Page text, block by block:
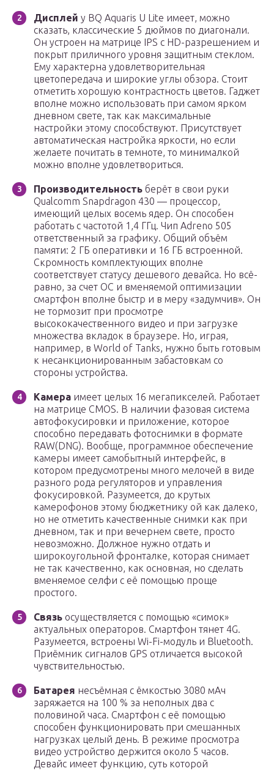
Дисплей у BQ Aquaris U Lite имеет, можно
сказать, классические 5 дюймов по диагонали.
Он устроен на матрице IPS с HD-разрешением и
покрыт приличного уровня защитным стеклом.
Ему характерна удовлетворительная
цветопередача и широкие углы обзора. Стоит
отметить хорошую контрастность цветов. Гаджет
вполне можно использовать при самом ярком
дневном свете, так как максимальные
настройки этому способствуют. Присутствует
автоматическая настройка яркости, но если
желаете почитать в темноте, то минималкой
можно вполне удовлетвориться.
Производительность берёт в свои руки
Qualcomm Snapdragon 430 — процессор,
имеющий целых восемь ядер. Он способен
работать с частотой 1,4 ГГц. Чип Adreno 505
ответственный за графику. Общий объём
памяти: 2 ГБ оперативки и 16 ГБ встроенной.
Скромность комплектующих вполне
соответствует статусу дешевого девайса. Но всё-
равно, за счет ОС и вменяемой оптимизации
смартфон вполне быстр и в меру «задумчив». Он
не тормозит при просмотре
высококачественного видео и при загрузке
множества вкладок в браузере. Но, играя,
например, в World of Tanks, нужно быть готовым
к несанкционированным забастовкам со
стороны устройства.
Камера имеет целых 16 мегапикселей. Работает
на матрице CMOS. В наличии фазовая система
автофокусировки и приложение, которое
способно передавать фотоснимки в формате
RAW(DNG). Вообще, программное обеспечение
камеры имеет самобытный интерфейс, в
котором предусмотрены много мелочей в виде
разного рода регуляторов и управления
фокусировкой. Разумеется, до крутых
камерофонов этому бюджетнику ой как далеко,
но не отметить качественные снимки как при
дневном, так и при вечернем свете, просто
невозможно. Должное нужно отдать и
широкоугольной фронталке, которая снимает
не так качественно, как основная, но сделать
вменяемое селфи с её помощью проще
простого.
Связь осуществляется с помощью «симок»
актуальных операторов. Смартфон тянет 4G.
Разумеется, встроены Wi-Fi-модуль и Bluetooth.
Приёмник сигналов GPS отличается высокой
чувствительностью.
Батарея несъёмная с ёмкостью 3080 мАч
заряжается на 100 % за неполных два с
половиной часа. Смартфон с её помощью
способен функционировать при смешанных
нагрузках целый день. В режиме просмотра
видео устройство держится около 5 часов.
Девайс имеет функцию, суть которой